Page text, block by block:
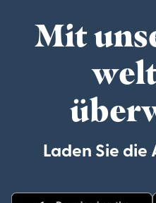
Mit
Laden Sie